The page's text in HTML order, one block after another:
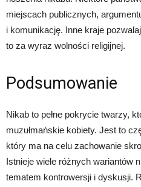
miejscach publicznych,
i komunikację. Inne kraje
to za wyraz wolności religijnej.
Podsumowanie
Nikab to pełne pokrycie twarzy,
muzułmańskie kobiety. Jest to
który ma na celu zachowanie
Istnieje wiele różnych wariantów
tematem kontrowersji i dyskusji.